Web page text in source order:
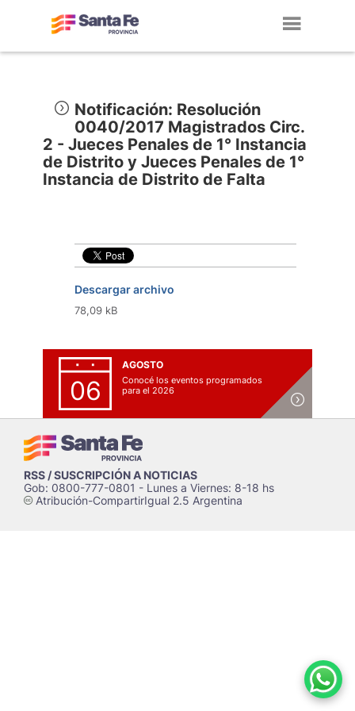
Notificación: Resolución
0040/2017 Magistrados Circ.
2 - Jueces Penales de 1° Instancia
de Distrito y Jueces Penales de 1°
Instancia de Distrito de Falta
Descargar archivo
78,09 kB
06
AGOSTO
Conocé los eventos programados
para el 2026
RSS / SUSCRIPCIÓN A NOTICIAS
Gob: 0800-777-0801 - Lunes a Viernes: 8-18 hs
cAtribución-CompartirIgual 2.5 Argentina